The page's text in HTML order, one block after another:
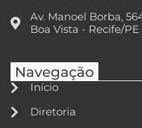
Av. Manoel Borba,
Boa Vista - Recife/PE
Navegação
Início
Diretoria